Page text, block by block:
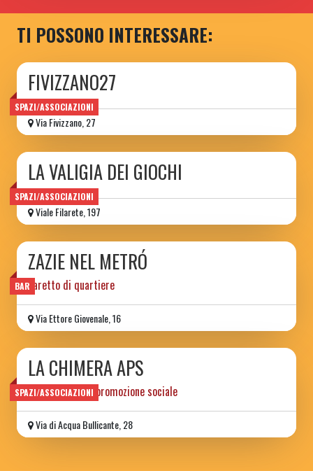
TI POSSONO INTERESSARE:
SPAZI/ASSOCIAZIONI
FIVIZZANO27
Via Fivizzano, 27
SPAZI/ASSOCIAZIONI
LA VALIGIA DEI GIOCHI
Viale Filarete, 197
BAR
ZAZIE NEL METRÓ
baretto di quartiere
Via Ettore Giovenale, 16
SPAZI/ASSOCIAZIONI
LA CHIMERA APS
associazione di promozione sociale
Via di Acqua Bullicante, 28